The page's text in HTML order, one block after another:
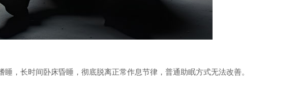
长时间卧床昏睡，彻底脱离正常作息节律，普通助眠方式无法改善。